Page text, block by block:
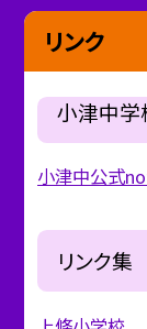
リンク
小津中
小津中公式
リンク集